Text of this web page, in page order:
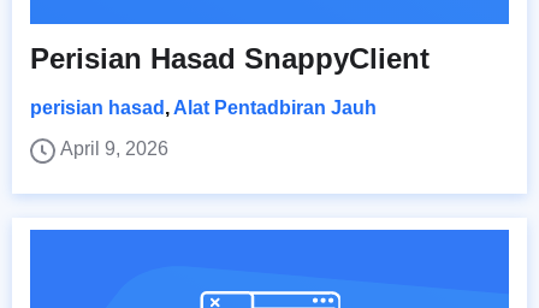
Perisian Hasad SnappyClient
perisian hasad , Alat Pentadbiran Jauh
April 9, 2026